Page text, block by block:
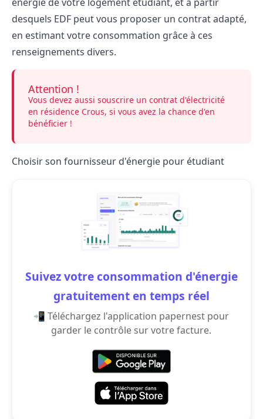
desquels EDF peut vous proposer un contrat adapté,
en estimant votre consommation grâce à ces
renseignements divers.
Attention !
Vous devez aussi souscrire un contrat d'électricité
en résidence Crous, si vous avez la chance d'en
bénéficier !
Choisir son fournisseur d'énergie pour étudiant
Suivez votre consommation d'énergie
gratuitement en temps réel
📲 Téléchargez l'application papernest pour
garder le contrôle sur votre facture.